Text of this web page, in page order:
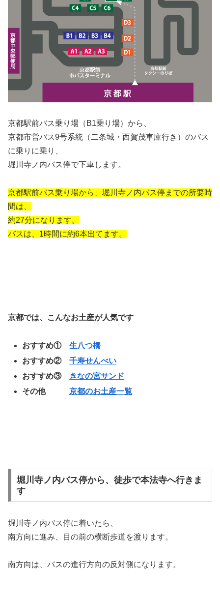
京都駅前バス乗り場（B1乗り場）から、
京都市営バス9号系統（二条城・西賀茂車庫行き）のバス
に乗りに乗り、
堀川寺ノ内バス停で下車します。
京都駅前バス乗り場から、堀川寺ノ内バス停までの所要時
間は、
約27分になります。
バスは、1時間に約6本出てます。
京都では、こんなお土産が人気です
おすすめ①生八つ橋
おすすめ②千寿せんべい
おすすめ③
きなの宮サンド
その他京都のお土産一覧
堀川寺ノ内バス停から、徒歩で本法寺へ行きま
す
堀川寺ノ内バス停に着いたら、
南方向に進み、目の前の横断歩道を渡ります。
南方向は、バスの進行方向の反対側になります。